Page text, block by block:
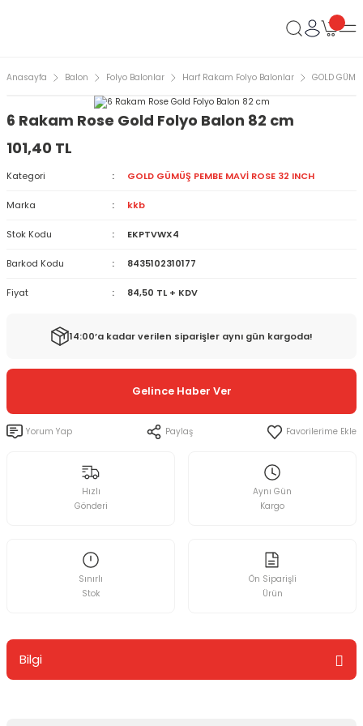
Anasayfa Balon Folyo Balonlar Harf Rakam Folyo Balonlar GOLD
6 Rakam Rose Gold Folyo Balon 82 cm
101,40 TL
Kategori GOLD GÜMÜŞ PEMBE MAVİ ROSE 32 INCH
Marka kkb
Stok Kodu EKPTVWX4
Barkod Kodu 8435102310177
Fiyat 84,50 TL + KDV
14:00’a kadar verilen siparişler aynı gün kargoda!
Gelince Haber Ver
Yorum Yap Paylaş
Hızlı
Gönderi
Aynı Gün
Kargo
Sınırlı
Stok
Ön Siparişli
Ürün
Bilgi